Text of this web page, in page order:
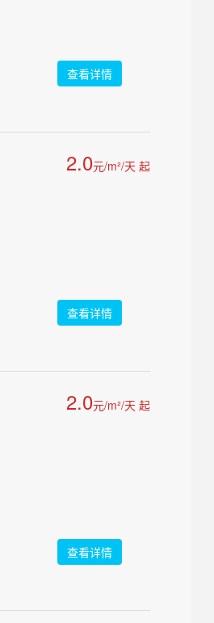
查看详情
2.0元/m²/天 起
查看详情
2.0元/m²/天 起
查看详情